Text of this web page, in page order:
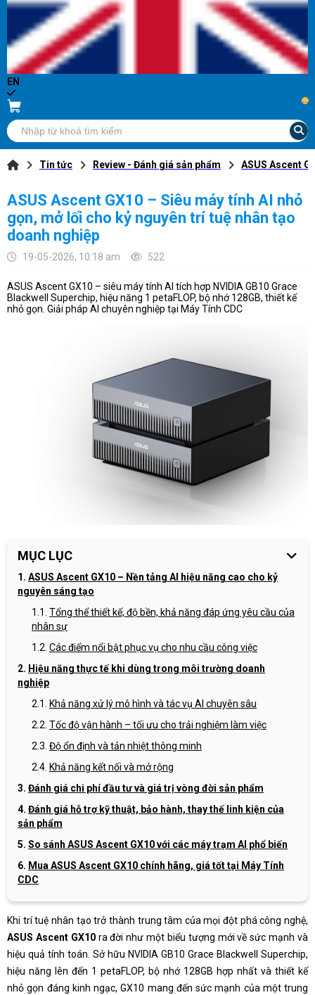
EN
...
Tin tức Review - Đánh giá sản phẩm ASUS Ascent
ASUS Ascent GX10 – Siêu máy tính AI nhỏ
gọn, mở lối cho kỷ nguyên trí tuệ nhân tạo
doanh nghiệp
19-05-2026, 10:18 am 522
ASUS Ascent GX10 – siêu máy tính AI tích hợp NVIDIA GB10 Grace
Blackwell Superchip, hiệu năng 1 petaFLOP, bộ nhớ 128GB, thiết kế
nhỏ gọn. Giải pháp AI chuyên nghiệp tại Máy Tính CDC
MỤC LỤC
ASUS Ascent GX10 – Nền tảng AI hiệu năng cao cho kỷ
nguyên sáng tạo
Tổng thể thiết kế, độ bền, khả năng đáp ứng yêu cầu của
nhân sự
Các điểm nổi bật phục vụ cho nhu cầu công việc
Hiệu năng thực tế khi dùng trong môi trường doanh
nghiệp
Khả năng xử lý mô hình và tác vụ AI chuyên sâu
Tốc độ vận hành – tối ưu cho trải nghiệm làm việc
Độ ổn định và tản nhiệt thông minh
Khả năng kết nối và mở rộng
Đánh giá chi phí đầu tư và giá trị vòng đời sản phẩm
Đánh giá hỗ trợ kỹ thuật, bảo hành, thay thế linh kiện của
sản phẩm
So sánh ASUS Ascent GX10 với các máy trạm AI phổ biến
Mua ASUS Ascent GX10 chính hãng, giá tốt tại Máy Tính
CDC
Khi trí tuệ nhân tạo trở thành trung tâm của mọi đột phá công nghệ,
ASUS Ascent GX10ra đời như một biểu tượng mới về sức mạnh và
hiệu quả tính toán. Sở hữu NVIDIA GB10 Grace Blackwell Superchip,
hiệu năng lên đến 1 petaFLOP, bộ nhớ 128GB hợp nhất và thiết kế
nhỏ gọn đáng kinh ngạc, GX10 mang đến sức mạnh của một trung